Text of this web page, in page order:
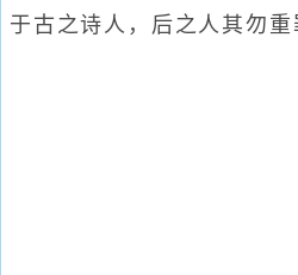
于古之诗人，后之人其勿重